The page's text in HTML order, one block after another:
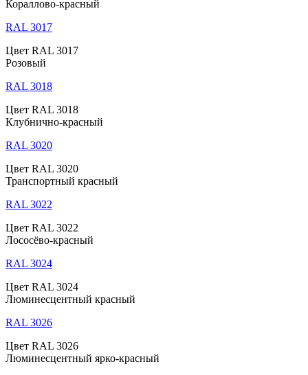
Кораллово-красный
RAL 3017
Цвет RAL 3017
Розовый
RAL 3018
Цвет RAL 3018
Клубнично-красный
RAL 3020
Цвет RAL 3020
Транспортный красный
RAL 3022
Цвет RAL 3022
Лососёво-красный
RAL 3024
Цвет RAL 3024
Люминесцентный красный
RAL 3026
Цвет RAL 3026
Люминесцентный ярко-красный